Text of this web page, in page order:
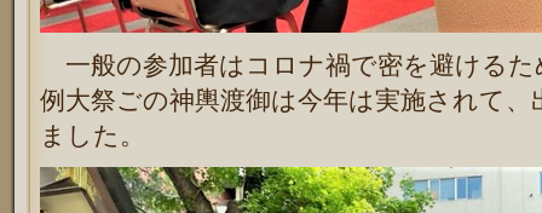
一般の参加者はコロナ禍で密を避ける
例大祭ごの神輿渡御は今年は実施されて
ました。